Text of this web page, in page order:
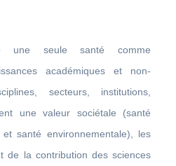
une seule santé comme
académiques et non-
secteurs, institutions,
une valeur sociétale (santé
santé environnementale), les
de la contribution des sciences